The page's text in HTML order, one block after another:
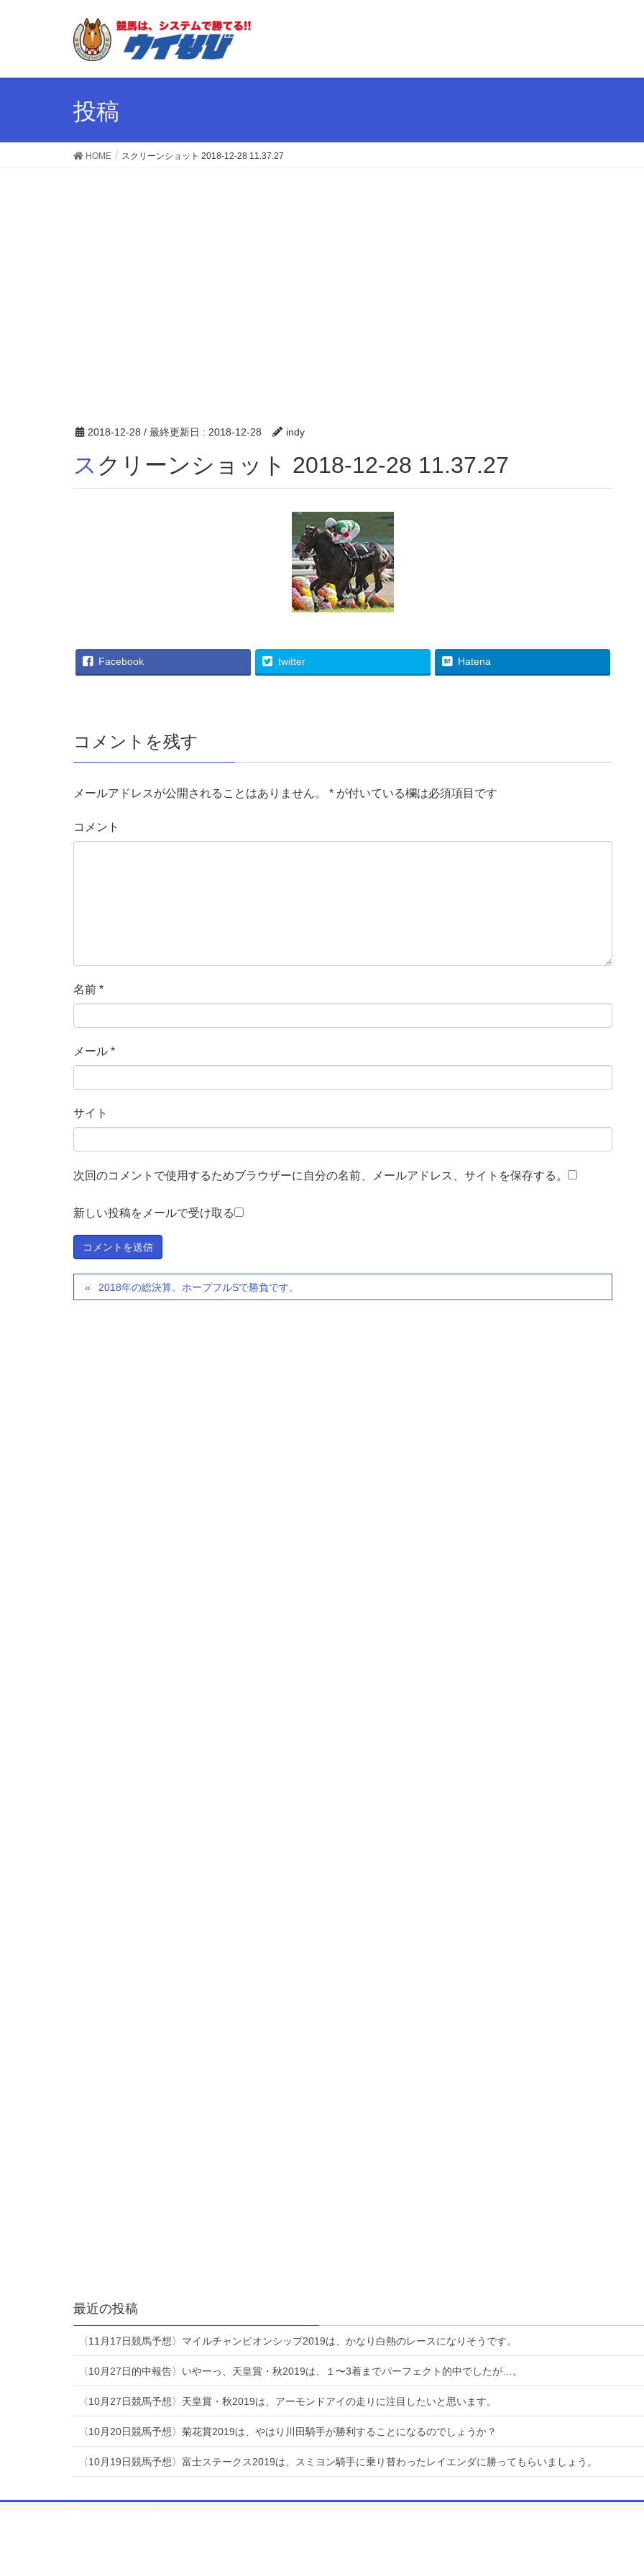
投稿
HOME スクリーンショット 2018-12-28 11.37.27
2018-12-28 / 最終更新日 : 2018-12-28 indy
スクリーンショット 2018-12-28 11.37.27
Facebook twitter Hatena
コメントを残す
メールアドレスが公開されることはありません。 * が付いている欄は必須項目です
コメント
名前 *
メール *
サイト
次回のコメントで使用するためブラウザーに自分の名前、メールアドレス、サイトを保存する。
新しい投稿をメールで受け取る
2018年の総決算。ホープフルSで勝負です。
最近の投稿
〈11月17日競馬予想〉マイルチャンピオンシップ2019は、かなり白熱のレースになりそうです。
〈10月27日的中報告〉いやーっ、天皇賞・秋2019は、１〜3着までパーフェクト的中でしたが…。
〈10月27日競馬予想〉天皇賞・秋2019は、アーモンドアイの走りに注目したいと思います。
〈10月20日競馬予想〉菊花賞2019は、やはり川田騎手が勝利することになるのでしょうか？
〈10月19日競馬予想〉富士ステークス2019は、スミヨン騎手に乗り替わったレイエンダに勝ってもらいましょう。